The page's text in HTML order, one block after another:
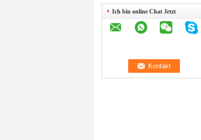
Ich bin online Chat Jetzt